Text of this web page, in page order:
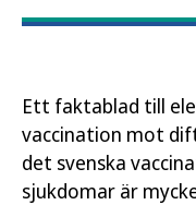
Ett faktablad till
vaccination mot
det svenska
sjukdomar är